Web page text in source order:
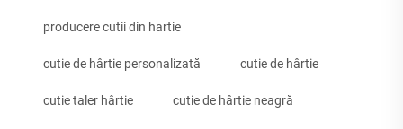
producere cutii din hartie
cutie de hârtie personalizată cutie de hârtie
cutie taler hârtie cutie de hârtie neagră